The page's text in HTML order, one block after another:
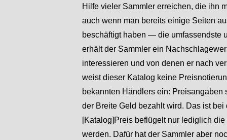
Hilfe vieler Sammler erreichen, die ihn
auch wenn man bereits einige Seiten
beschäftigt haben — die umfassendste
erhält der Sammler ein
interessieren und von denen er nach
weist dieser Katalog keine
bekannten Händlers ein:
der Breite Geld bezahlt wird. Das ist
[Katalog]Preis beflügelt nur lediglich
werden. Dafür hat der Sammler aber